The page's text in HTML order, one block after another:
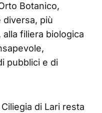
Botanico,
diversa, più
filiera biologica
pubblici e di
di Lari resta